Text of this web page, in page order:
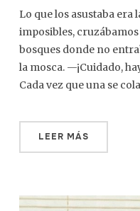
Lo que los asustaba era
imposibles,
bosques donde no
la mosca. —¡Cuidado,
Cada vez que una se
LEER MÁS